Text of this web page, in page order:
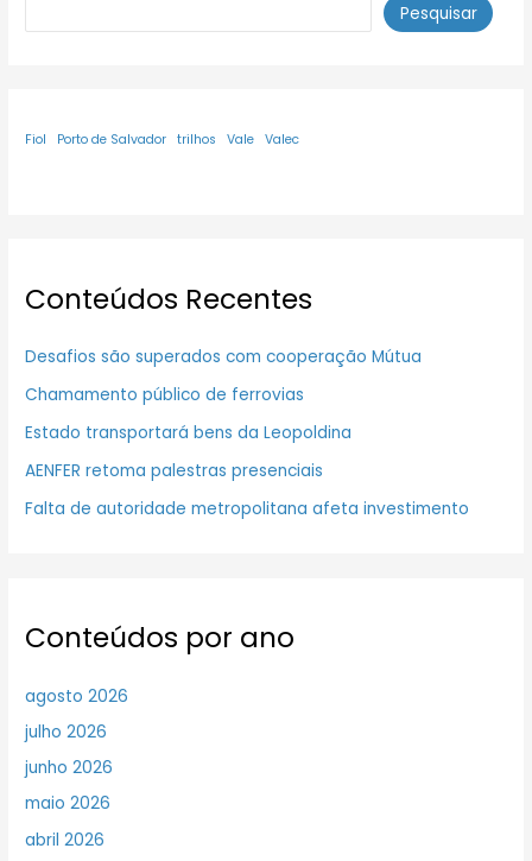
Pesquisar
Fiol Porto de Salvador trilhos Vale Valec
Conteúdos Recentes
Desafios são superados com cooperação Mútua
Chamamento público de ferrovias
Estado transportará bens da Leopoldina
AENFER retoma palestras presenciais
Falta de autoridade metropolitana afeta investimento
Conteúdos por ano
agosto 2026
julho 2026
junho 2026
maio 2026
abril 2026